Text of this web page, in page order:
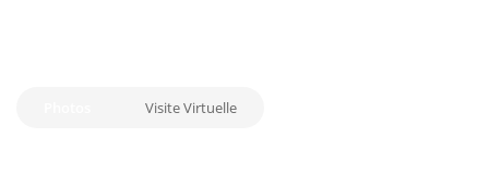
Visite Virtuelle